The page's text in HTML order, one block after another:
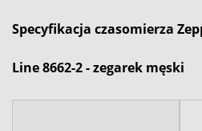
Specyfikacja czasomierza
Line 8662-2 - zegarek męski